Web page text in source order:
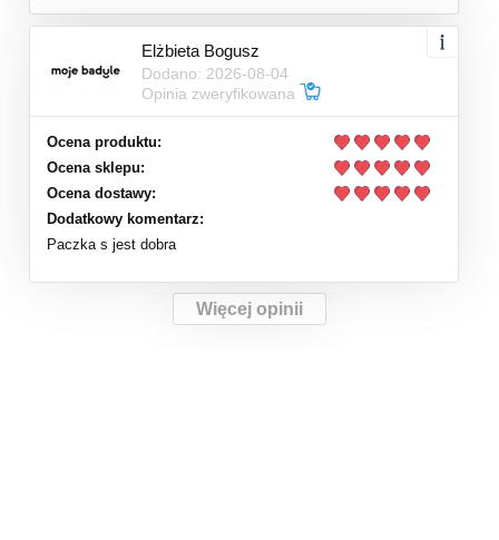
Elżbieta Bogusz
Dodano: 2026-08-04
Opinia zweryfikowana
Ocena produktu:
Ocena sklepu:
Ocena dostawy:
Dodatkowy komentarz:
Paczka s jest dobra
Więcej opinii